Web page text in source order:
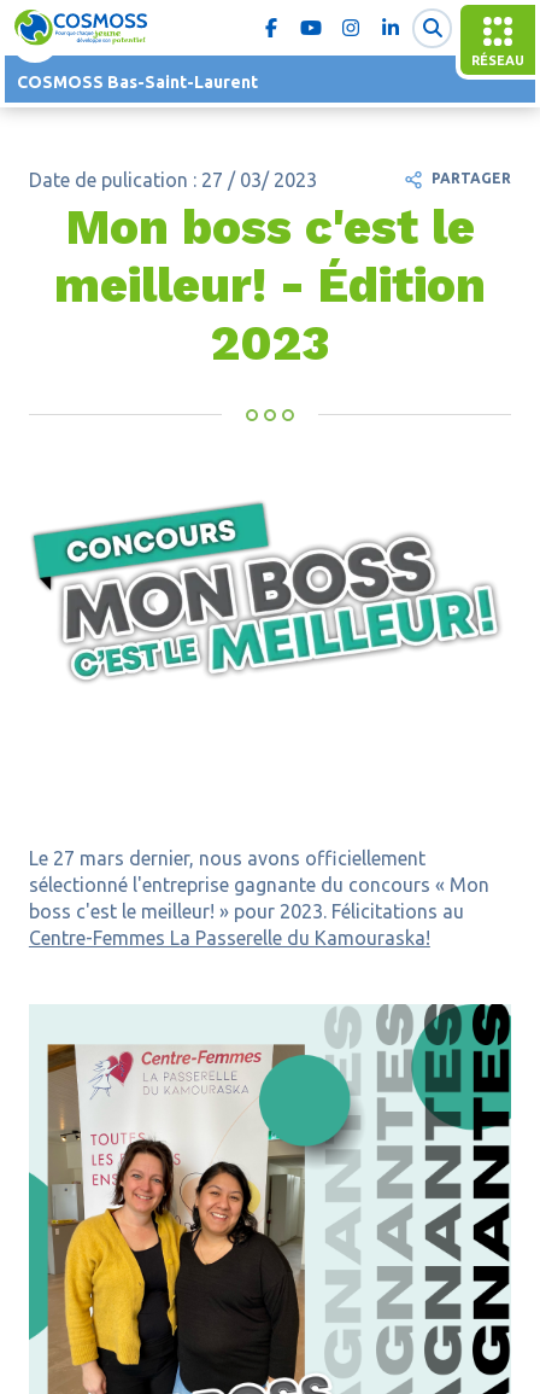
RÉSEAU
COSMOSS Bas-Saint-Laurent
Date de pulication : 27 / 03/ 2023
Mon boss c'est le
meilleur! - Édition
2023
Le 27 mars dernier, nous avons officiellement
sélectionné l'entreprise gagnante du concours « Mon
boss c'est le meilleur! » pour 2023. Félicitations au
Centre-Femmes La Passerelle du Kamouraska!
PARTAGER